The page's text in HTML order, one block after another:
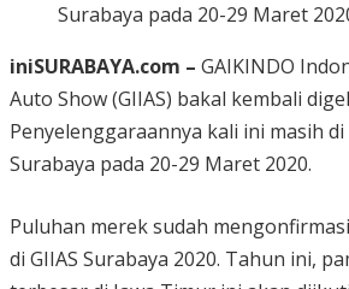
Surabaya pada 20-29 Maret
iniSURABAYA.com – GAIKINDO
Auto Show (GIIAS) bakal kembali
Penyelenggaraannya kali ini masih di
Surabaya pada 20-29 Maret 2020.
Puluhan merek sudah
di GIIAS Surabaya 2020. Tahun ini,